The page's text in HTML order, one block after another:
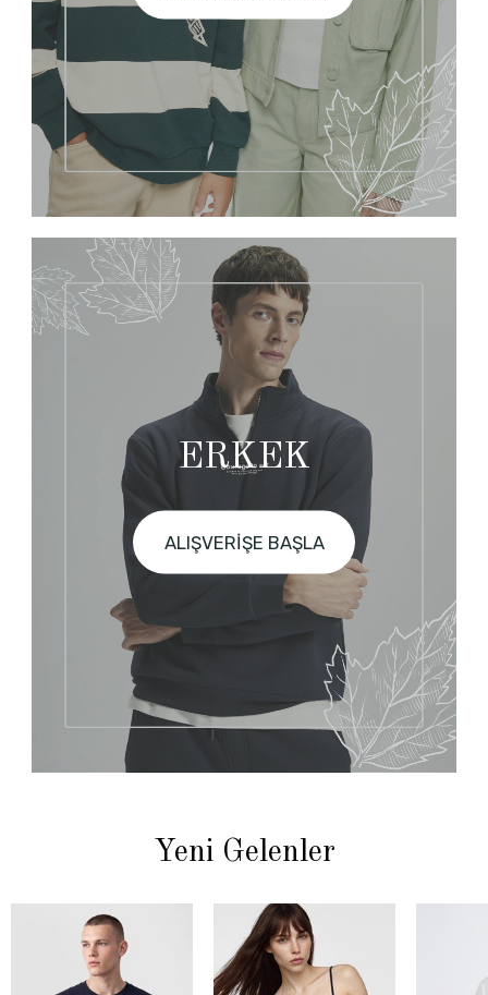
ERKEK
ALIŞVERİŞE BAŞLA
Yeni Gelenler